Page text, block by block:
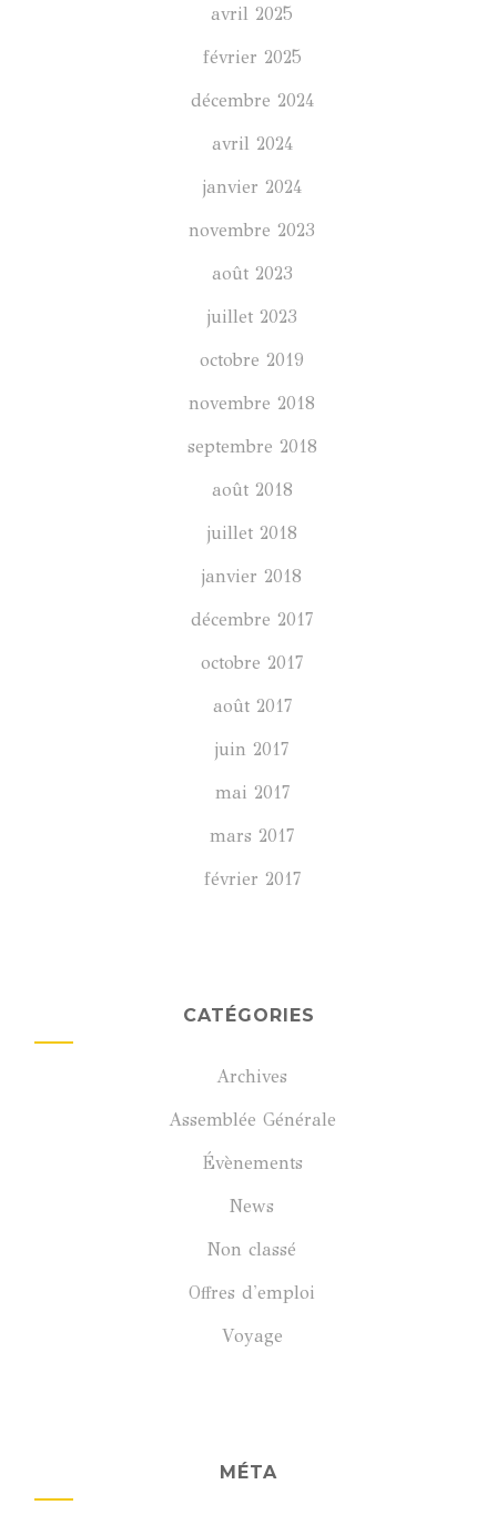
avril 2025
février 2025
décembre 2024
avril 2024
janvier 2024
novembre 2023
août 2023
juillet 2023
octobre 2019
novembre 2018
septembre 2018
août 2018
juillet 2018
janvier 2018
décembre 2017
octobre 2017
août 2017
juin 2017
mai 2017
mars 2017
février 2017
CATÉGORIES
Archives
Assemblée Générale
Évènements
News
Non classé
Offres d'emploi
Voyage
MÉTA